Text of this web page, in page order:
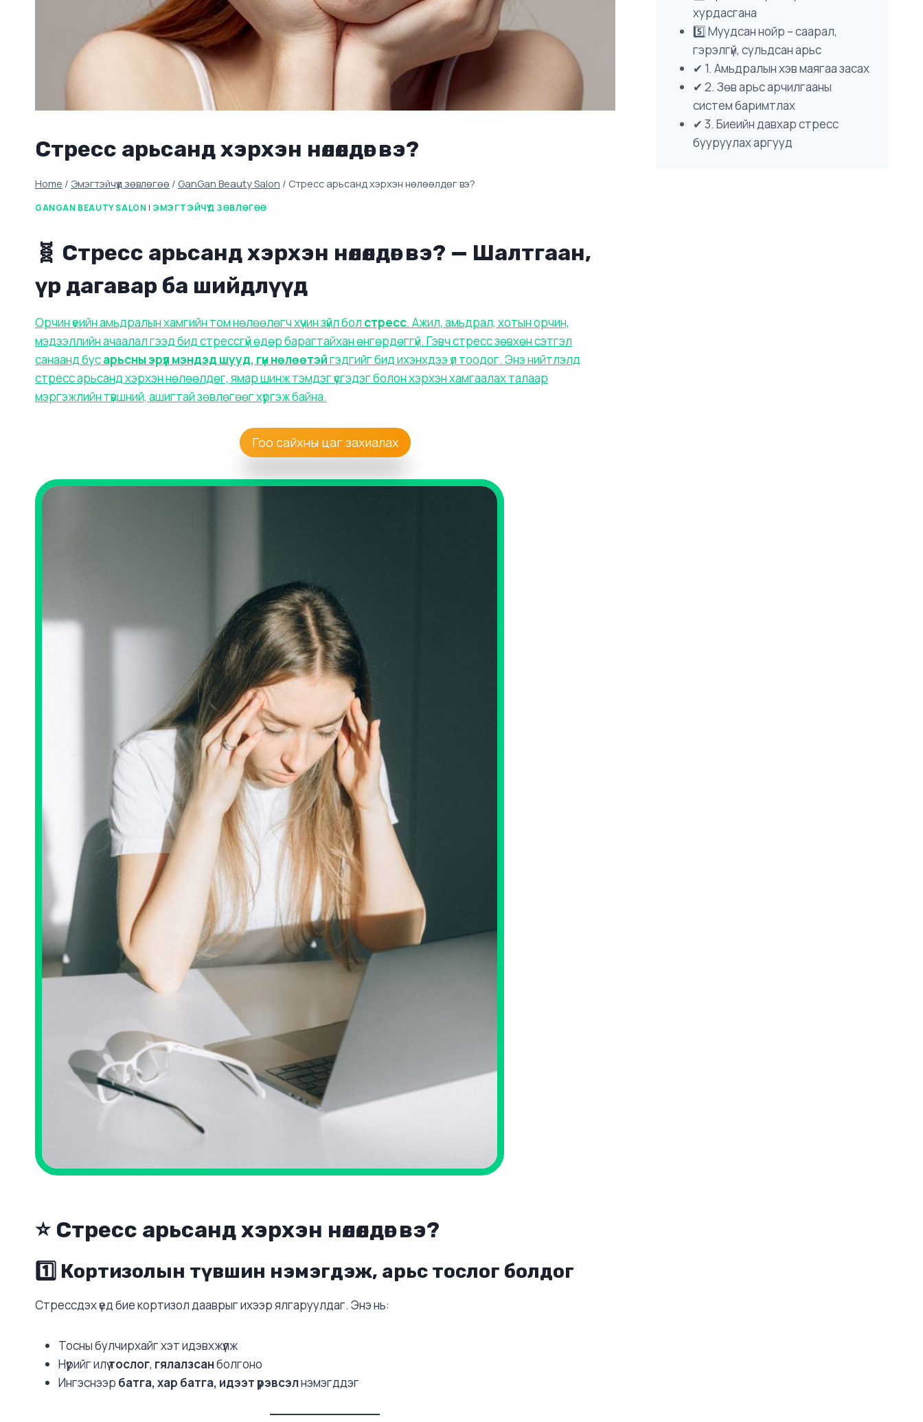
Стресс арьсанд хэрхэн нөлөөлдөг вэ?
Home / Эмэгтэйчүүд зөвлөгөө / GanGan Beauty Salon / Стресс арьсанд хэрхэн нөлөөлдөг вэ?
GANGAN BEAUTY SALON | ЭМЭГТЭЙЧҮҮД ЗӨВЛӨГӨӨ
🧬 Стресс арьсанд хэрхэн нөлөөлдөг вэ? — Шалтгаан,
үр дагавар ба шийдлүүд
Орчин үеийн амьдралын хамгийн том нөлөөлөгч хүчин зүйл бол стресс. Ажил, амьдрал, хотын орчин,
мэдээллийн ачаалал гээд бид стрессгүй өдөр барагтайхан өнгөрдөггүй. Гэвч стресс зөвхөн сэтгэл
санаанд бусарьсны эрүүл мэндэд шууд, гүн нөлөөтэйгэдгийг бид ихэнхдээ үл тоодог. Энэ нийтлэлд
стресс арьсанд хэрхэн нөлөөлдөг, ямар шинж тэмдэг үүсгэдэг болон хэрхэн хамгаалах талаар
мэргэжлийн түвшний, ашигтай зөвлөгөөг хүргэж байна.
Гоо сайхны цаг захиалах
⭐ Стресс арьсанд хэрхэн нөлөөлдөг вэ?
1️⃣ Кортизолын түвшин нэмэгдэж, арьс тослог болдог
Стрессдэх үед бие кортизол дааврыг ихээр ялгаруулдаг. Энэ нь:
Тосны булчирхайг хэт идэвхжүүлж
Нүүрийг илүүтослог, гялалзсанболгоно
Ингэснээр батга, хар батга, идээт үрэвсэлнэмэгддэг
хурдасгана
5️⃣ Муудсан нойр – саарал,
гэрэлгүй, сульдсан арьс
✔ 1. Амьдралын хэв маягаа засах
✔ 2. Зөв арьс арчилгааны
систем баримтлах
✔ 3. Биеийн давхар стресс
бууруулах аргууд